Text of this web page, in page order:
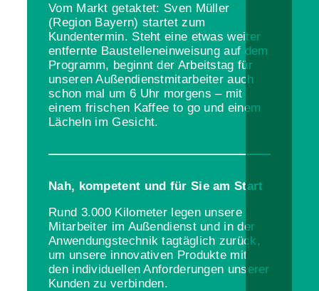
Vom Markt getaktet: Sven Müller
(Region Bayern) startet zum
Kundentermin. Steht eine etwas weiter
entfernte Baustelleneinweisung auf dem
Programm, beginnt der Arbeitstag für
unseren Außendienstmitarbeiter auch
schon mal um 6 Uhr morgens – mit
einem frischen Kaffee to go und einem
Lächeln im Gesicht.
Nah, kompetent und für Sie am Start
Rund 3.000 Kilometer legen unsere
Mitarbeiter im Außendienst und in der
Anwendungstechnik tagtäglich zurück,
um unsere innovativen Produkte mit
den individuellen Anforderungen unserer
Kunden zu verbinden.